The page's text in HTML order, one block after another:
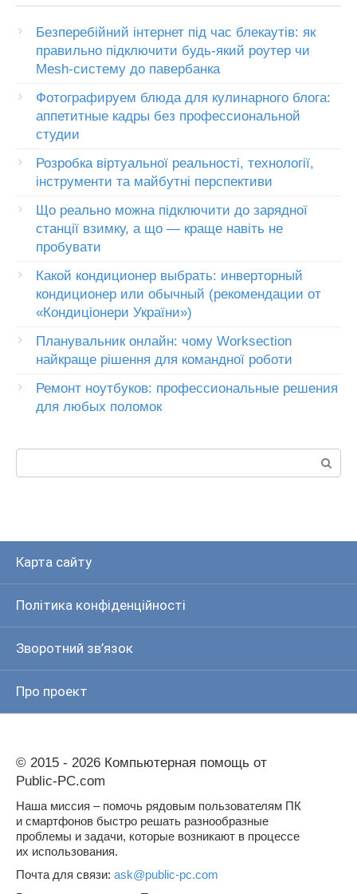
Безперебійний інтернет під час блекаутів: як
правильно підключити будь-який роутер чи
Mesh-систему до павербанка
Фотографируем блюда для кулинарного блога:
аппетитные кадры без профессиональной
студии
Розробка віртуальної реальності, технології,
інструменти та майбутні перспективи
Що реально можна підключити до зарядної
станції взимку, а що — краще навіть не
пробувати
Какой кондиционер выбрать: инверторный
кондиционер или обычный (рекомендации от
«Кондиціонери України»)
Планувальник онлайн: чому Worksection
найкраще рішення для командної роботи
Ремонт ноутбуков: профессиональные решения
для любых поломок
Карта сайту
Політика конфіденційності
Зворотний зв’язок
Про проект
© 2015 - 2026 Компьютерная помощь от
Public-PC.com
Наша миссия – помочь рядовым пользователям ПК
и смартфонов быстро решать разнообразные
проблемы и задачи, которые возникают в процессе
их использования.
Почта для связи: ask@public-pc.com